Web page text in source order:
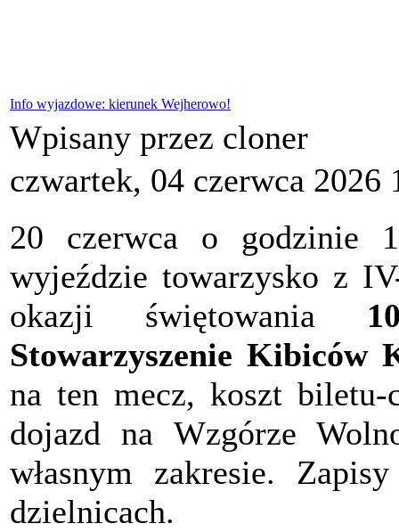
Info wyjazdowe: kierunek Wejherowo!
Wpisany przez cloner
czwartek, 04 czerwca 2026
20 czerwca o godzinie
wyjeździe towarzysko z
okazji świętowania
Stowarzyszenie Kibiców
na ten mecz, koszt
dojazd na Wzgórze
własnym zakresie.
dzielnicach.